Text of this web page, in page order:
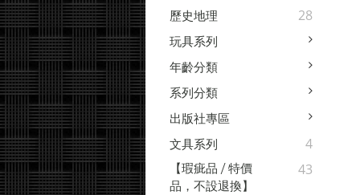
歷史地理 28
玩具系列
年齡分類
系列分類
出版社專區
文具系列
4
【瑕疵品 / 特價
品，不設退換】
43